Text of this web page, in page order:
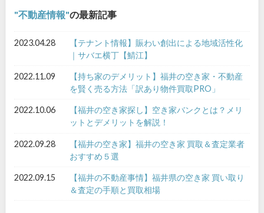
不動産情報 の最新記事
2023.04.28
【テナント情報】賑わい創出による地域活性化
｜サバエ横丁【鯖江】
2022.11.09
【持ち家のデメリット】福井の空き家・不動産
を賢く売る方法「訳あり物件買取PRO」
2022.10.06
【福井の空き家探し】空き家バンクとは？メリ
ットとデメリットを解説！
2022.09.28
【福井の空き家】福井の空き家 買取＆査定業者
おすすめ５選
2022.09.15
【福井の不動産事情】福井県の空き家 買い取り
＆査定の手順と買取相場